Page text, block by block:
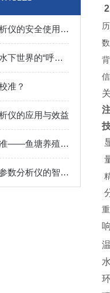
鱼塘养殖多参数分析仪的安全使用秘籍
荧光法溶氧仪洞察水下世界的“呼吸”奥秘
准？
仪的应用与效益
科技养鱼，高效精准——鱼塘养殖多参数分析仪
鱼塘养殖革新：多参数分析仪的智能化之路